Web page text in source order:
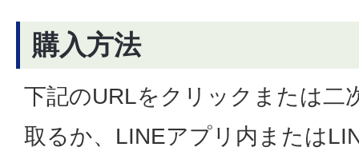
購入方法
下記のURLをクリックまたは二
取るか、LINEアプリ内または